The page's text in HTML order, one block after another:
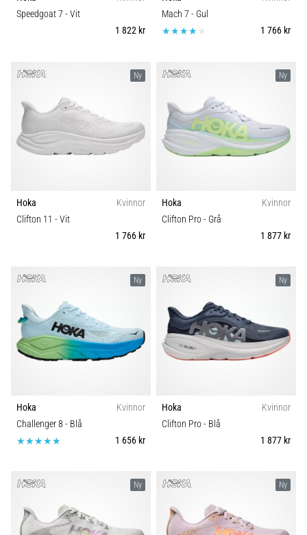
8 min. läsning
Plantar
fasciit:
och
behandling
skarp
under
eller
efter
löpning?
vanligaste
orsakerna
är
Vad
beror
det…
Komfort och dämpning
Speedgoat 7 - Vit
1 822 kr
Mach 7 - Gul
1 766 kr
Ny
Hoka
Kvinnor
Clifton 11 - Vit
1 766 kr
Ny
Hoka
Kvinnor
Clifton Pro- Grå
1 877 kr
Ny
Hoka
Kvinnor
Challenger 8 - Blå
1 656 kr
Ny
Hoka
Kvinnor
Clifton Pro- Blå
1 877 kr
Ny Ny